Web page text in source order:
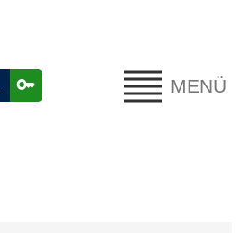
MENÜ